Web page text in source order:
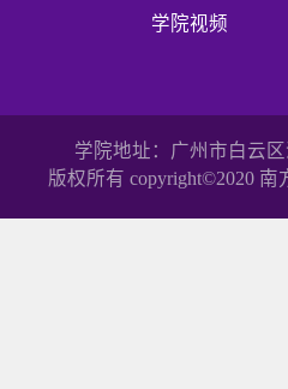
学院视频
学院地址：广州市白云
版权所有 copyright©2020